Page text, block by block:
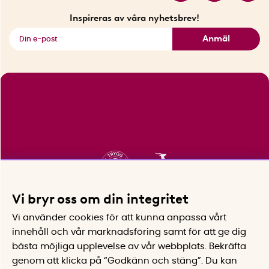
Inspireras av våra nyhetsbrev!
Anmäl
Vi bryr oss om din integritet
Vi använder cookies för att kunna anpassa vårt
innehåll och vår marknadsföring samt för att ge dig
bästa möjliga upplevelse av vår webbplats.
Bekräfta
genom att klicka på “Godkänn och stäng”. Du kan